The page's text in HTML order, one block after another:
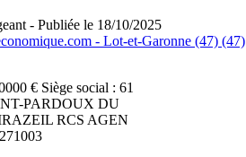
- Publiée le 18/10/2025
- Lot-et-Garonne (47) (47)
€ Siège social : 61
PARDOUX DU
RCS AGEN